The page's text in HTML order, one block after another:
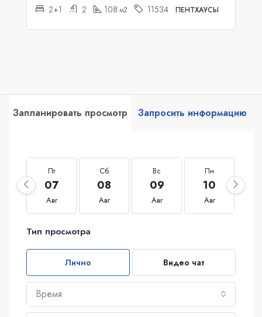
2+1 2 108 м2 11534 ПЕНТХАУСЫ
Запланировать просмотр Запросить информацию
Пт
07
Авг
Сб
08
Авг
Вс
09
Авг
Пн
10
Авг
Тип просмотра
Лично Видео чат
Время